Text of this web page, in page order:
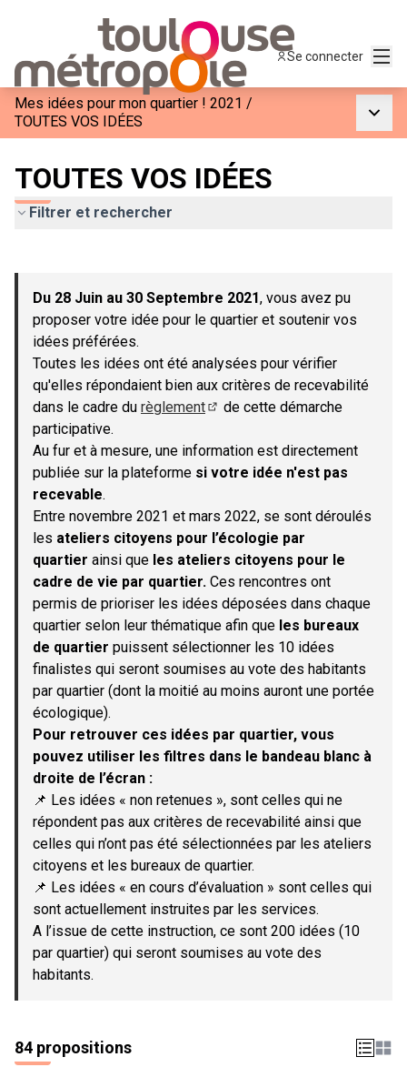
Se connecter
Mes idées pour mon quartier ! 2021 /
TOUTES VOS IDÉES
TOUTES VOS IDÉES
Filtrer et rechercher
−
Du 28 Juin au 30 Septembre 2021, vous avez pu
proposer votre idée pour le quartier et soutenir vos
idées préférées.
Toutes les idées ont été analysées pour vérifier
qu'elles répondaient bien aux critères de recevabilité
dans le cadre du règlement
de cette démarche
participative.
Au fur et à mesure, une information est directement
publiée sur la plateforme si votre idée n'est pas
recevable.
Entre novembre 2021 et mars 2022, se sont déroulés
les ateliers citoyens pour l’écologie par
quartier ainsi que les ateliers citoyens pour le
cadre de vie par quartier. Ces rencontres ont
permis de prioriser les idées déposées dans chaque
quartier selon leur thématique afin que les bureaux
de quartier puissent sélectionner les 10 idées
finalistes qui seront soumises au vote des habitants
par quartier (dont la moitié au moins auront une portée
écologique).
Pour retrouver ces idées par quartier, vous
pouvez utiliser les filtres dans le bandeau blanc à
droite de l’écran :
📌 Les idées « non retenues », sont celles qui ne
répondent pas aux critères de recevabilité ainsi que
celles qui n’ont pas été sélectionnées par les ateliers
citoyens et les bureaux de quartier.
📌 Les idées « en cours d’évaluation » sont celles qui
sont actuellement instruites par les services.
A l’issue de cette instruction, ce sont 200 idées (10
par quartier) qui seront soumises au vote des
habitants.
84 propositions